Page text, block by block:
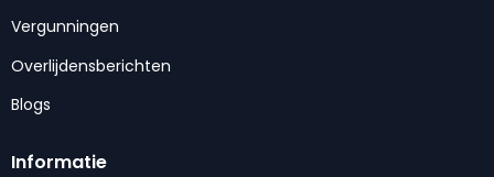
Vergunningen
Overlijdensberichten
Blogs
Informatie